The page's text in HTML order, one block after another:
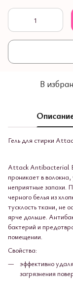
В
Гель для стирки
Attack Antibacterial
проникает в
неприятные запахи.
черного белья из
тусклость ткани, не
ярче дольше.
бактерий и
помещении.
Свойства:
эффективно
загрязнения